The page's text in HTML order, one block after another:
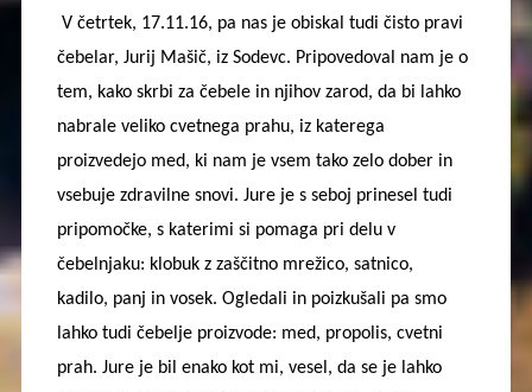
V četrtek, 17.11.16, pa nas je obiskal tudi čisto pravi
čebelar, Jurij Mašič, iz Sodevc. Pripovedoval nam je o
tem, kako skrbi za čebele in njihov zarod, da bi lahko
nabrale veliko cvetnega prahu, iz katerega
proizvedejo med, ki nam je vsem tako zelo dober in
vsebuje zdravilne snovi. Jure je s seboj prinesel tudi
pripomočke, s katerimi si pomaga pri delu v
čebelnjaku: klobuk z zaščitno mrežico, satnico,
kadilo, panj in vosek. Ogledali in poizkušali pa smo
lahko tudi čebelje proizvode: med, propolis, cvetni
prah. Jure je bil enako kot mi, vesel, da se je lahko